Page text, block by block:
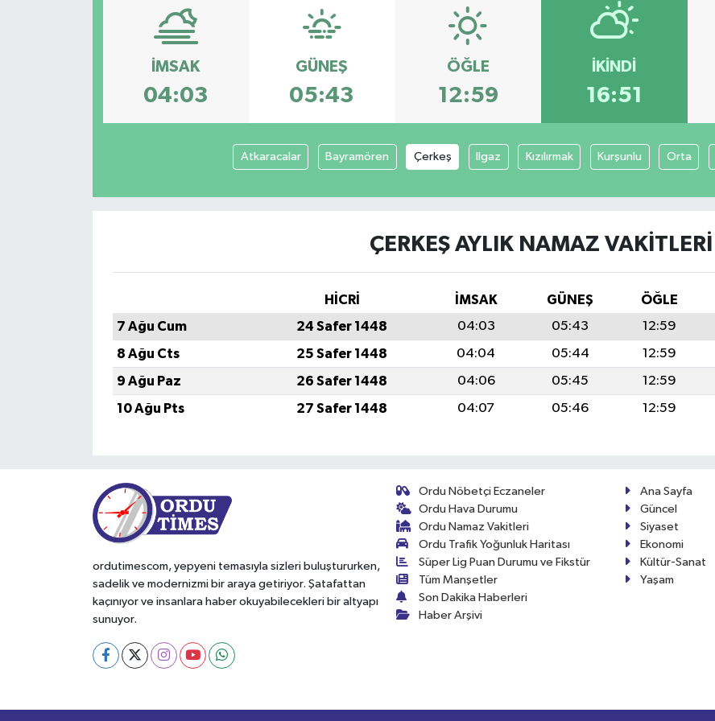
İMSAK
04:03
GÜNEŞ
05:43
ÖĞLE
12:59
İKINDI
16:51
Atkaracalar Bayramören Çerkeş Ilgaz Kızılırmak Kurşunlu Orta
ÇERKEŞ AYLIK NAMAZ VAKITLERI
HİCRİ İMSAK GÜNEŞ ÖĞLE
7 Ağu Cum
24 Safer 1448 04:03 05:43 12:59
8 Ağu Cts
25 Safer 1448 04:04 05:44 12:59
9 Ağu Paz
26 Safer 1448 04:06 05:45 12:59
10 Ağu Pts
27 Safer 1448 04:07 05:46 12:59
ordutimescom, yepyeni temasıyla sizleri buluştururken,
sadelik ve modernizmi bir araya getiriyor. Şatafattan
kaçınıyor ve insanlara haber okuyabilecekleri bir altyapı
sunuyor.
Ordu Nöbetçi Eczaneler
Ordu Hava Durumu
Ordu Namaz Vakitleri
Ordu Trafik Yoğunluk Haritası
Süper Lig Puan Durumu ve Fikstür
Tüm Manşetler
Son Dakika Haberleri
Haber Arşivi
Ana Sayfa
Güncel
Siyaset
Ekonomi
Kültür-Sanat
Yaşam